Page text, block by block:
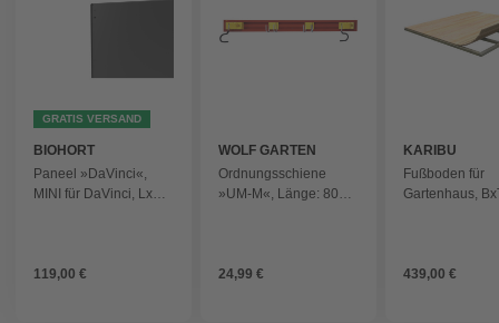
GRATIS VERSAND
BIOHORT
Paneel »DaVinci«,
MINI für DaVinci, LxB:
119,00 €
WOLF GARTEN
Ordnungsschiene
»UM-M«, Länge: 80
24,99 €
KARIBU
Fußboden für
Gartenhaus,
439,00 €